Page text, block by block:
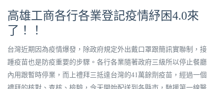
高雄工商各行各業登記疫情紓困4.0來
了！！
台灣近期因為疫情爆發，除政府規定外出戴口罩跟簡訊實聯制，接
踵疫苗也是防疫重要的步驟。各行各業隨著政府三級所以停止餐廳
內用跟暫時停業，而上禮拜三抵達台灣的41萬餘劑疫苗，經過一個
禮拜的核對、查核、檢驗，今天開始配送到各縣市，馳援第一線醫